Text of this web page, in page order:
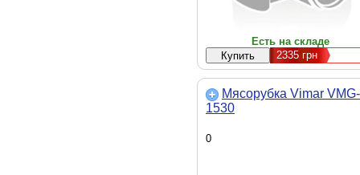
Есть на складе
2335 грн
Мясорубка Vimar VMG-
1530
0